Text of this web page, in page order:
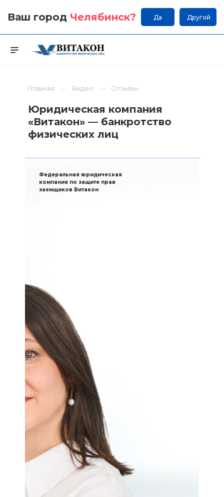
Ваш город Челябинск? Да Другой
Главная Видео Отзывы
Юридическая компания
«Витакон» — банкротство
физических лиц
Федеральная юридическая
компания по защите прав
заемщиков Витакон